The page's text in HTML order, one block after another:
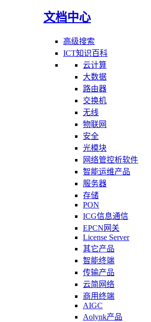
文档中心
高级搜索
ICT知识百科
云计算
大数据
路由器
交换机
无线
物联网
安全
光模块
网络管控析软件
智能运维产品
服务器
存储
PON
ICG信息通信
EPCN网关
License Server
其它产品
智能终端
传输产品
云简网络
商用终端
AIGC
Aolynk产品